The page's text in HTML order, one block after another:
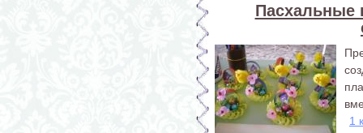
Пасхальные
1